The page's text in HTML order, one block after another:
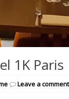
1K Paris
Leave a comment